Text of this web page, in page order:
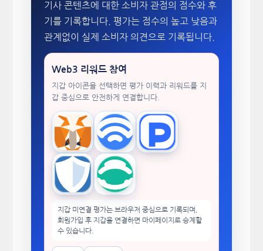
기사 콘텐츠에 대한 소비자 관점의 점수와 후
기를 기록합니다. 평가는 점수의 높고 낮음과
관계없이 실제 소비자 의견으로 기록됩니다.
Web3 리워드 참여
지갑 아이콘을 선택하면 평가 이력과 리워드를 지
갑 중심으로 안전하게 연결합니다.
MetaMask WalletConnectTokenPocket
Trust Wallet imToken
지갑 미연결 평가는 브라우저 중심으로 기록되며,
회원가입 후 지갑을 연결하면 마이페이지로 승계할
수 있습니다.